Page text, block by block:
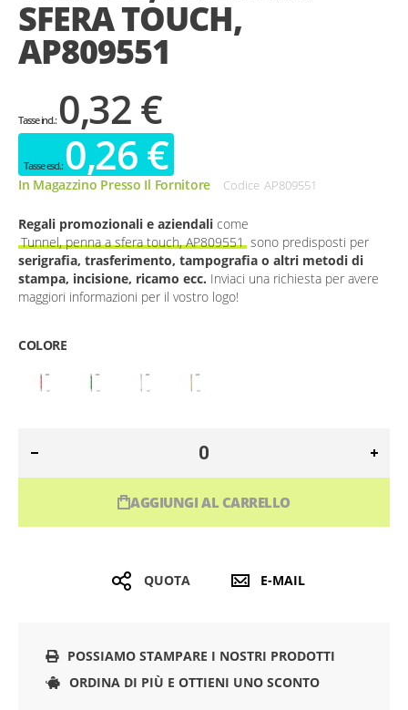
the
images
gallery
SFERA TOUCH,
AP809551
0,32 €
0,26 €
In Magazzino Presso Il Fornitore Codice AP809551
Regali promozionali e aziendali come
Tunnel, penna a sfera touch, AP809551 sono predisposti per
serigrafia, trasferimento, tampografia o altri metodi di
stampa, incisione, ricamo ecc. Inviaci una richiesta per avere
maggiori informazioni per il vostro logo!
COLORE
AGGIUNGI AL CARRELLO
QUOTA E-MAIL
POSSIAMO STAMPARE I NOSTRI PRODOTTI
ORDINA DI PIÙ E OTTIENI UNO SCONTO